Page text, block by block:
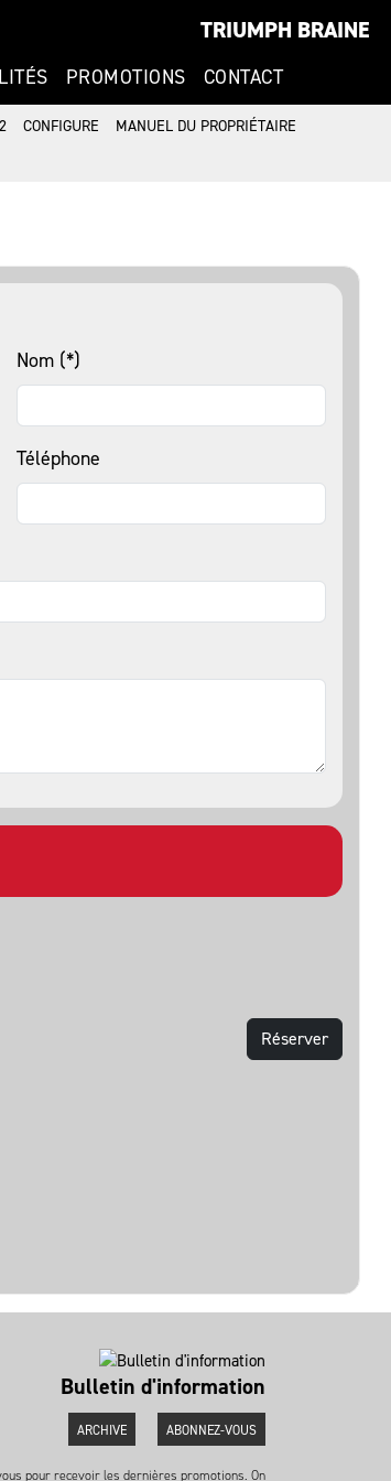
TRIUMPH BRAINE
PROMOTIONS CONTACT
CONFIGURE
MANUEL DU PROPRIÉTAIRE
Nom (*)
Téléphone
Bulletin d'information
ARCHIVE ABONNEZ-VOUS
pour recevoir les dernières promotions. On